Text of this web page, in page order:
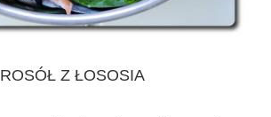
ROSÓŁ Z ŁOSOSIA